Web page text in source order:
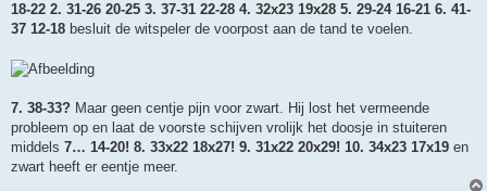
18-22 2. 31-26 20-25 3. 37-31 22-28 4. 32x23 19x28 5. 29-24 16-21 6. 41-
37 12-18 besluit de witspeler de voorpost aan de tand te voelen.
7. 38-33? Maar geen centje pijn voor zwart. Hij lost het vermeende
probleem op en laat de voorste schijven vrolijk het doosje in stuiteren
middels 7… 14-20! 8. 33x22 18x27! 9. 31x22 20x29! 10. 34x23 17x19 en
zwart heeft er eentje meer.